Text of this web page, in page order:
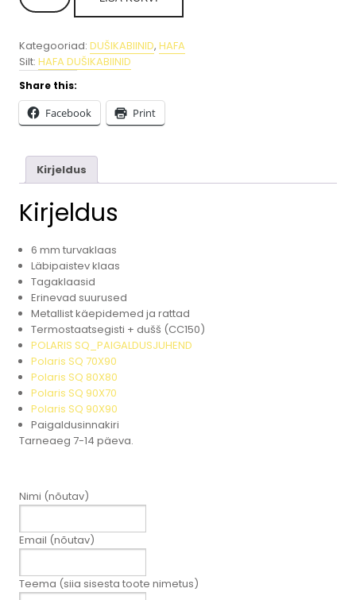
Polaris
70x90/90x70/80x80/90x90x199,5.
kogus
Kategooriad: DUŠIKABIINID, HAFA
Silt: HAFA DUŠIKABIINID
Share this:
Facebook Print
Kirjeldus
Kirjeldus
6 mm turvaklaas
Läbipaistev klaas
Tagaklaasid
Erinevad suurused
Metallist käepidemed ja rattad
Termostaatsegisti + dušš (CC150)
POLARIS SQ_PAIGALDUSJUHEND
Polaris SQ 70X90
Polaris SQ 80X80
Polaris SQ 90X70
Polaris SQ 90X90
Paigaldusinnakiri
Tarneaeg 7-14 päeva.
Nimi (nõutav)
Email (nõutav)
Teema (siia sisesta toote nimetus)